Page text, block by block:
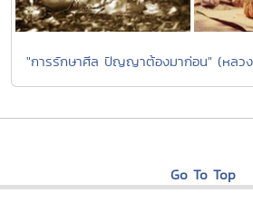
"การรักษาศีล ปัญญาต้องมาก่อน" (หลว
Go To Top